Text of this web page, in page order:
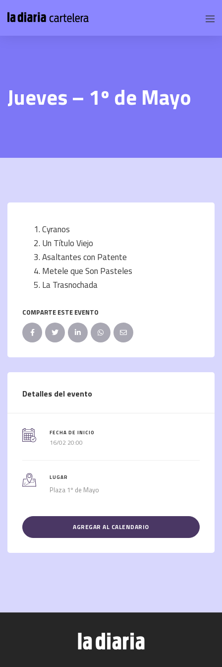
Jueves – 1º de Mayo
Cyranos
Un Título Viejo
Asaltantes con Patente
Metele que Son Pasteles
La Trasnochada
COMPARTE ESTE EVENTO
Detalles del evento
FECHA DE INICIO
16/02 20:00
LUGAR
Plaza 1º de Mayo
AGREGAR AL CALENDARIO